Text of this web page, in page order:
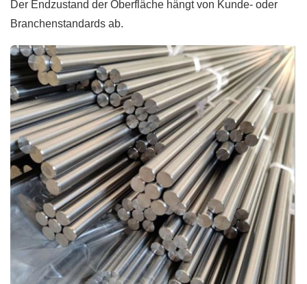
Der Endzustand der Oberfläche hängt von Kunde- oder
Branchenstandards ab.